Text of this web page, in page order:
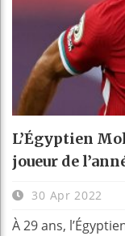
L’Égyptien
joueur de
30 Apr 2022
À 29 ans,